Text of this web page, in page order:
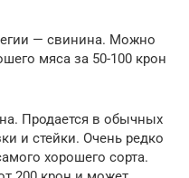
— свинина. Можно
мяса за 50-100 крон
Продается в обычных
и стейки. Очень редко
хорошего сорта.